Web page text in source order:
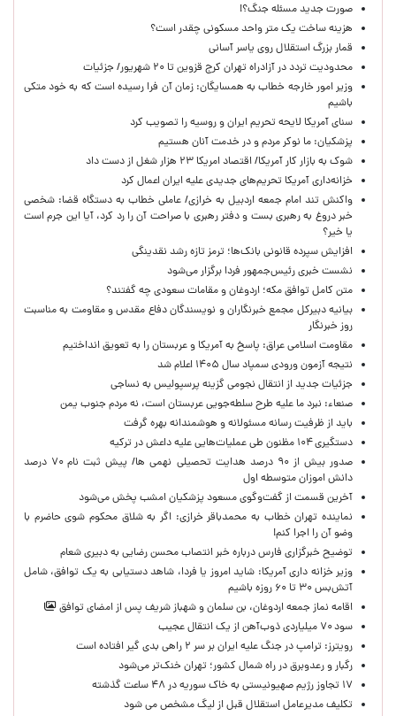
صورت جدید مسئله جنگ؟!
هزینه ساخت یک متر واحد مسکونی چقدر است؟
قمار بزرگ استقلال روی یاسر آسانی
محدودیت تردد در آزادراه تهران کرج قزوین تا ۲۰ شهریور/ جزئیات
وزیر امور خارجه خطاب به همسایگان: زمان آن فرا رسیده است که به خود متکی
باشیم
سنای آمریکا لایحه تحریم ایران و روسیه را تصویب کرد
پزشکیان: ما نوکر مردم و در خدمت آنان هستیم
شوک به بازار کار آمریکا/ اقتصاد امریکا ۲۳ هزار شغل از دست داد
خزانه‌داری آمریکا تحریم‌های جدیدی علیه ایران اعمال کرد
واکنش تند امام جمعه اردبیل به خرازی/ عاملی خطاب به دستگاه قضا: شخصی
خبر دروغ به رهبری بست و دفتر رهبری با صراحت آن را رد کرد، آیا این جرم است
یا خیر؟
افزایش سپرده قانونی بانک‌ها؛ ترمز تازه رشد نقدینگی
نشست خبری رئیس‌جمهور فردا برگزار می‌شود
متن کامل توافق مکه؛ اردوغان و مقامات سعودی چه گفتند؟
بیانیه دبیرکل مجمع خبرنگاران و نویسندگان دفاع مقدس و مقاومت به مناسبت
روز خبرنگار
مقاومت اسلامی عراق: پاسخ به آمریکا و عربستان را به تعویق انداختیم
نتیجه آزمون ورودی سمپاد سال ۱۴۰۵ اعلام شد
جزئیات جدید از انتقال نجومی گزینه پرسپولیس به نساجی
صنعاء: نبرد ما علیه طرح سلطه‌جویی عربستان است، نه مردم جنوب یمن
باید از ظرفیت رسانه مسئولانه و هوشمندانه بهره گرفت
دستگیری ۱۰۴ مظنون طی عملیات‌هایی علیه داعش در ترکیه
صدور بیش از ۹۰ درصد هدایت تحصیلی نهمی ها/ پیش ثبت نام ۷۰ درصد
دانش اموزان متوسطه اول
آخرین قسمت از گفت‌وگوی مسعود پزشکیان امشب پخش می‌شود
نماینده تهران خطاب به محمدباقر خرازی: اگر به شلاق محکوم شوی حاضرم با
وضو آن را اجرا کنم!
توضیح خبرگزاری فارس درباره خبر انتصاب محسن رضایی به دبیری شعام
وزیر خزانه داری آمریکا: شاید امروز یا فردا، شاهد دستیابی به یک توافق، شامل
آتش‌بس ۳۰ تا ۶۰ روزه باشیم
اقامه نماز جمعه اردوغان، بن ‌سلمان و شهباز شریف پس از امضای توافق
سود ۷۰ میلیاردی ذوب‌آهن از یک انتقال عجیب
رویترز: ترامپ در جنگ علیه ایران بر سر ۲ راهی بدی گیر افتاده است
رگبار و رعدوبرق در راه شمال کشور؛ تهران خنک‌تر می‌شود
۱۷ تجاوز رژیم صهیونیستی به خاک سوریه در ۴۸ ساعت گذشته
تکلیف مدیرعامل استقلال قبل از لیگ مشخص می شود